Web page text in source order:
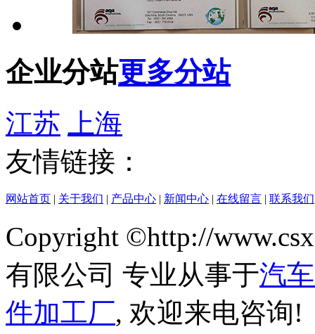
企业分站更多分站
江苏
上海
友情链接：
网站首页 | 关于我们 | 产品中心 | 新闻中心 | 在线留言 | 联系我们
Copyright ©http://
有限公司 专业从事于汽
件加工厂, 欢迎来电咨询!